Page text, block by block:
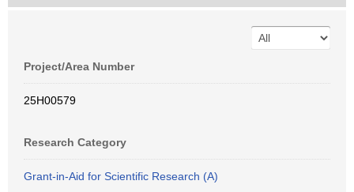
Project/Area Number
25H00579
Research Category
Grant-in-Aid for Scientific Research (A)